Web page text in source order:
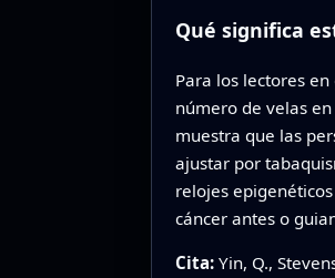
Qué significa
Para los lectores
número de velas
muestra que las
ajustar por
relojes
cáncer antes o
Cita: Yin, Q.,